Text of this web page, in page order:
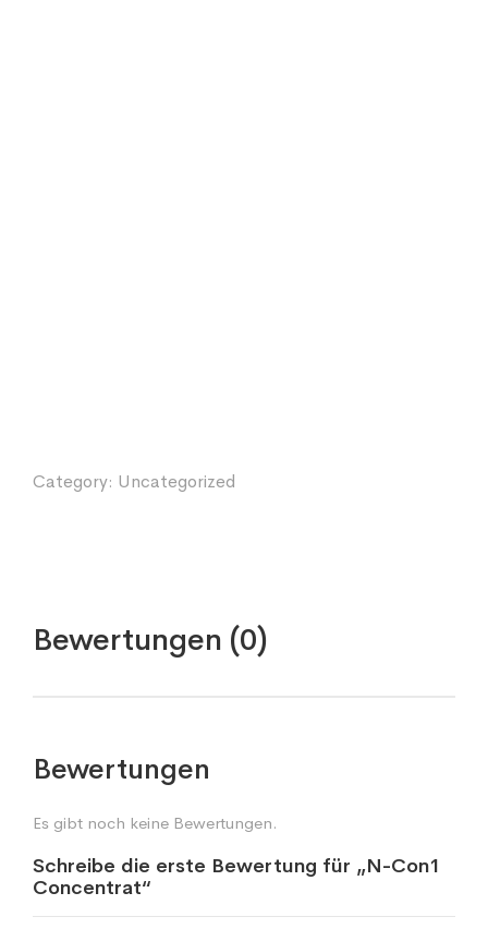
Category: Uncategorized
Bewertungen (0)
Bewertungen
Es gibt noch keine Bewertungen.
Schreibe die erste Bewertung für „N-Con1
Concentrat“